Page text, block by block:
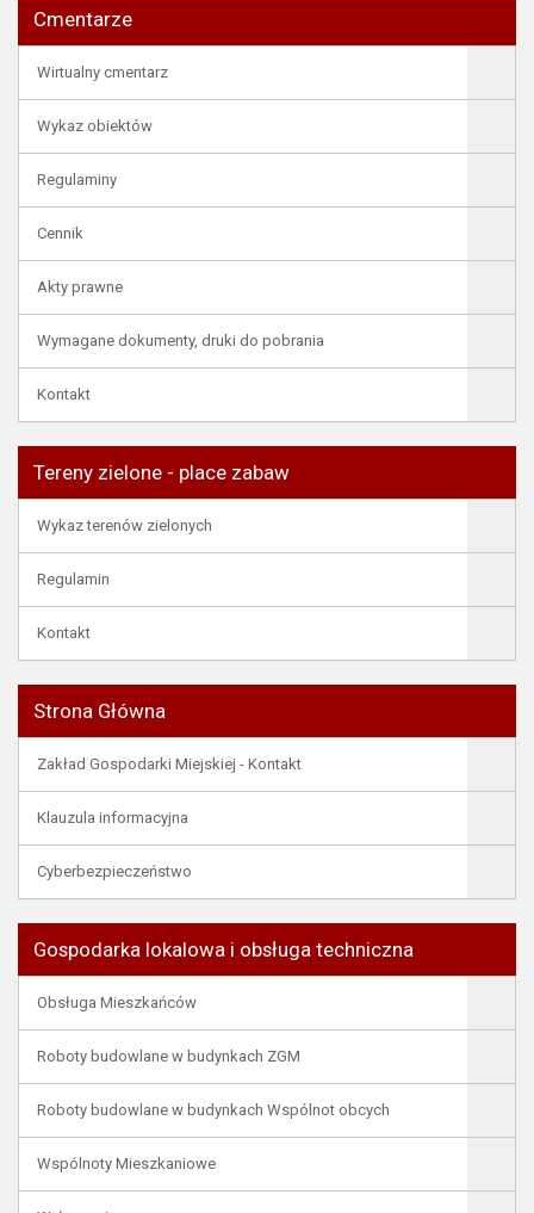
Cmentarze
Wirtualny cmentarz
Wykaz obiektów
Regulaminy
Cennik
Akty prawne
Wymagane dokumenty, druki do pobrania
Kontakt
Tereny zielone - place zabaw
Wykaz terenów zielonych
Regulamin
Kontakt
Strona Główna
Zakład Gospodarki Miejskiej - Kontakt
Klauzula informacyjna
Cyberbezpieczeństwo
Gospodarka lokalowa i obsługa techniczna
Obsługa Mieszkańców
Roboty budowlane w budynkach ZGM
Roboty budowlane w budynkach Wspólnot obcych
Wspólnoty Mieszkaniowe